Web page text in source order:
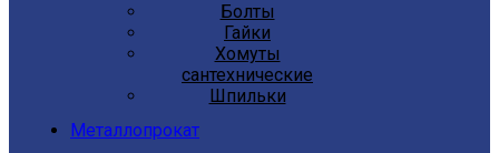
Болты
Гайки
Хомуты
сантехнические
Шпильки
Металлопрокат